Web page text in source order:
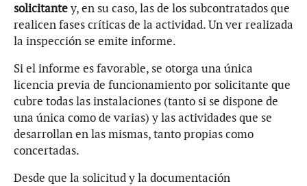
solicitantey, en su caso, las de los subcontratados que
realicen fases críticas de la actividad. Un ver realizada
la inspección se emite informe.
Si el informe es favorable, se otorga una única
licencia previa de funcionamiento por solicitante que
cubre todas las instalaciones (tanto si se dispone de
una única como de varias) y las actividades que se
desarrollan en las mismas, tanto propias como
concertadas.
Desde que la solicitud y la documentación